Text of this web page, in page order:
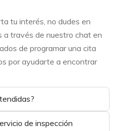
tu interés, no dudes en
través de nuestro chat en
de programar una cita
por ayudarte a encontrar
de inspección